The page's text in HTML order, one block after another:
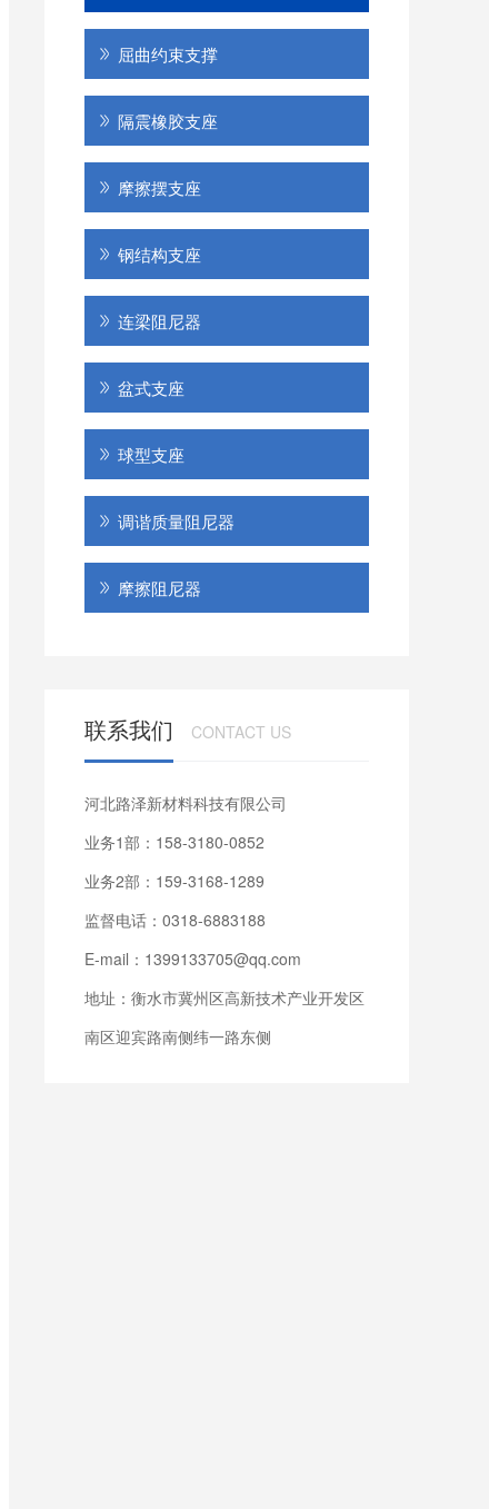
屈曲约束支撑
隔震橡胶支座
摩擦摆支座
钢结构支座
连梁阻尼器
盆式支座
球型支座
调谐质量阻尼器
摩擦阻尼器
联系我们 CONTACT US
河北路泽新材料科技有限公司
业务1部：158-3180-0852
业务2部：159-3168-1289
监督电话：0318-6883188
E-mail：1399133705@qq.com
地址：衡水市冀州区高新技术产业开发区
南区迎宾路南侧纬一路东侧